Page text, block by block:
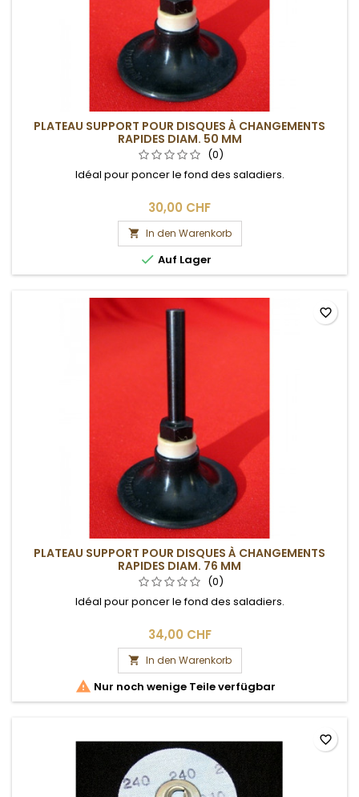
PLATEAU SUPPORT POUR DISQUES À CHANGEMENTS
RAPIDES DIAM. 50 MM
(0)
Idéal pour poncer le fond des saladiers.
30,00 CHF
 In den Warenkorb
 Auf Lager
PLATEAU SUPPORT POUR DISQUES À CHANGEMENTS
RAPIDES DIAM. 76 MM
(0)
Idéal pour poncer le fond des saladiers.
34,00 CHF
 In den Warenkorb
 Nur noch wenige Teile verfügbar
favorite_border
favorite_border